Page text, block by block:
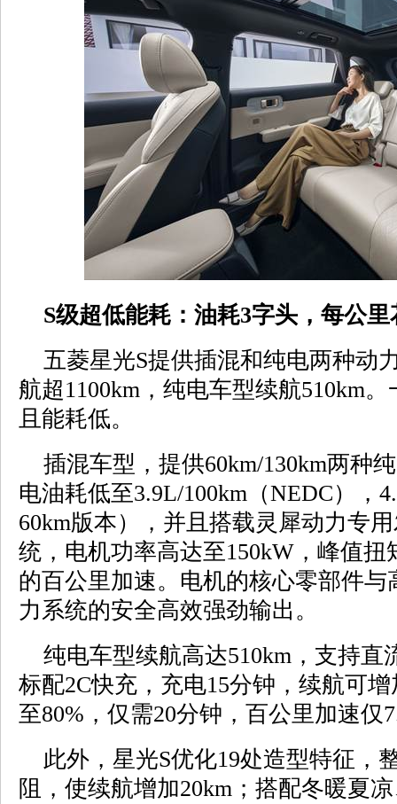
S级超低能耗：油耗3字头，每公
五菱星光S提供插混和纯电两种动
航超1100km，纯电车型续航510km
且能耗低。
插混车型，提供60km/130km两种
电油耗低至3.9L/100km（NEDC），
60km版本），并且搭载灵犀动力专
统，电机功率高达至150kW，峰值扭
的百公里加速。电机的核心零部件
力系统的安全高效强劲输出。
纯电车型续航高达510km，支持直
标配2C快充，充电15分钟，续航可
至80%，仅需20分钟，百公里加速仅
此外，星光S优化19处造型特征，
阻，使续航增加20km；搭配冬暖夏